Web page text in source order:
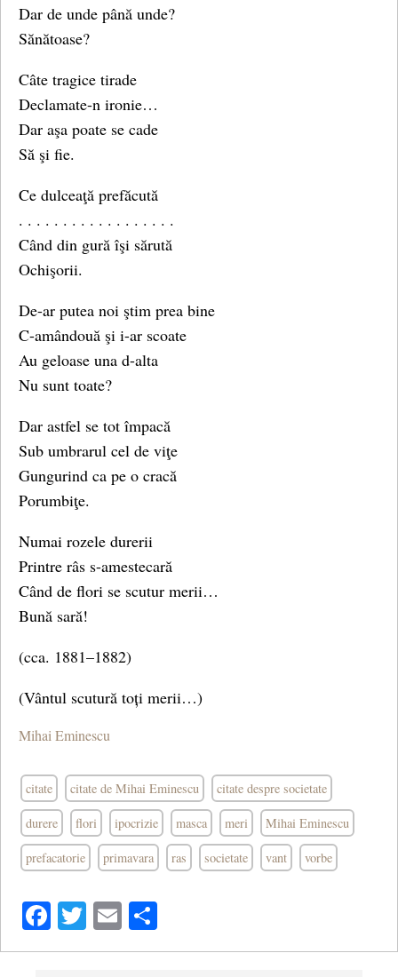
Dar de unde până unde?
Sănătoase?
Câte tragice tirade
Declamate-n ironie…
Dar aşa poate se cade
Să şi fie.
Ce dulceaţă prefăcută
. . . . . . . . . . . . . . . . . .
Când din gură îşi sărută
Ochişorii.
De-ar putea noi ştim prea bine
C-amândouă şi i-ar scoate
Au geloase una d-alta
Nu sunt toate?
Dar astfel se tot împacă
Sub umbrarul cel de viţe
Gungurind ca pe o cracă
Porumbiţe.
Numai rozele durerii
Printre râs s-amestecară
Când de flori se scutur merii…
Bună sară!
(cca. 1881–1882)
(Vântul scutură toți merii…)
Mihai Eminescu
citate citate de Mihai Eminescu citate despre societate
durere flori ipocrizie masca meri Mihai Eminescu
prefacatorie primavara ras societate vant vorbe
Facebook
Twitter
Email